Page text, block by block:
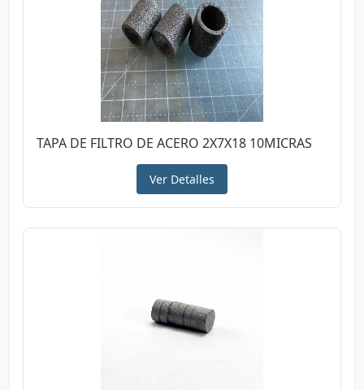
TAPA DE FILTRO DE ACERO 2X7X18 10MICRAS
Ver Detalles